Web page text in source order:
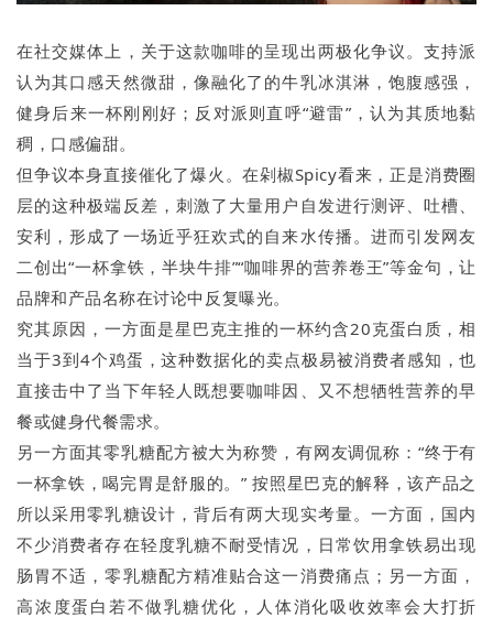
在社交媒体上，关于这款咖啡的呈现出两极化争议。支持派
认为其口感天然微甜，像融化了的牛乳冰淇淋，饱腹感强，
健身后来一杯刚刚好；反对派则直呼“避雷”，认为其质地黏
稠，口感偏甜。
但争议本身直接催化了爆火。在剁椒Spicy看来，正是消费圈
层的这种极端反差，刺激了大量用户自发进行测评、吐槽、
安利，形成了一场近乎狂欢式的自来水传播。进而引发网友
二创出“一杯拿铁，半块牛排”“咖啡界的营养卷王”等金句，让
品牌和产品名称在讨论中反复曝光。
究其原因，一方面是星巴克主推的一杯约含20克蛋白质，相
当于3到4个鸡蛋，这种数据化的卖点极易被消费者感知，也
直接击中了当下年轻人既想要咖啡因、又不想牺牲营养的早
餐或健身代餐需求。
另一方面其零乳糖配方被大为称赞，有网友调侃称：“终于有
一杯拿铁，喝完胃是舒服的。” 按照星巴克的解释，该产品之
所以采用零乳糖设计，背后有两大现实考量。一方面，国内
不少消费者存在轻度乳糖不耐受情况，日常饮用拿铁易出现
肠胃不适，零乳糖配方精准贴合这一消费痛点；另一方面，
高浓度蛋白若不做乳糖优化，人体消化吸收效率会大打折